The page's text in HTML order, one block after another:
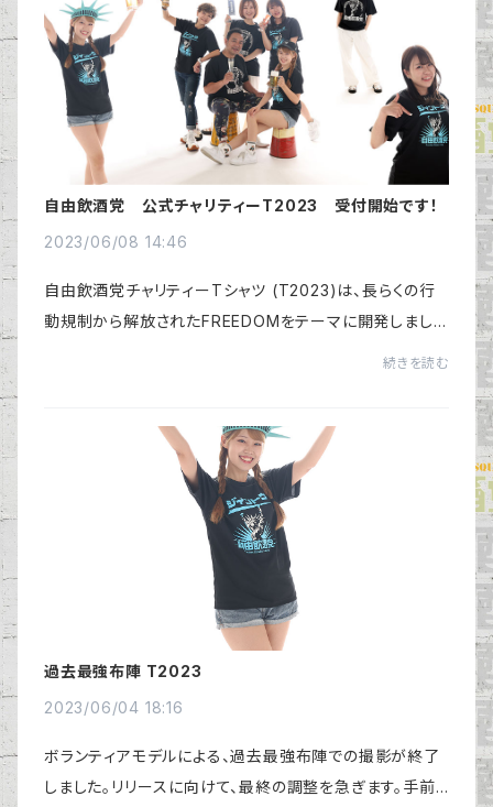
自由飲酒党 公式チャリティーT2023 受付開始です！
2023/06/08 14:46
自由飲酒党チャリティーTシャツ (T2023)は、長らくの行
動規制から解放されたFREEDOMをテーマに開発しまし
続きを読む
過去最強布陣 T2023
2023/06/04 18:16
ボランティアモデルによる、過去最強布陣での撮影が終了
しました。リリースに向けて、最終の調整を急ぎます。手前